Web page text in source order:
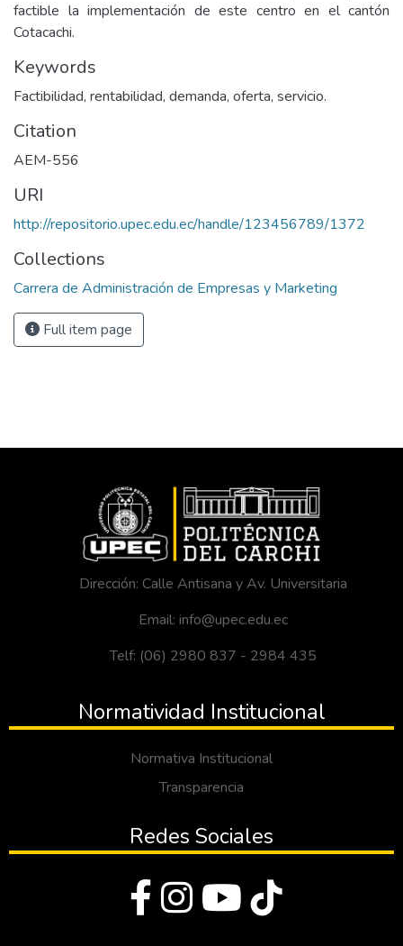
factible la implementación de este centro en el cantón
Cotacachi.
Keywords
Factibilidad, rentabilidad, demanda, oferta, servicio.
Citation
AEM-556
URI
http://repositorio.upec.edu.ec/handle/123456789/1372
Collections
Carrera de Administración de Empresas y Marketing
Full item page
Dirección: Calle Antisana y Av. Universitaria
Email: info@upec.edu.ec
Telf: (06) 2980 837 - 2984 435
Normatividad Institucional
Normativa Institucional
Transparencia
Redes Sociales